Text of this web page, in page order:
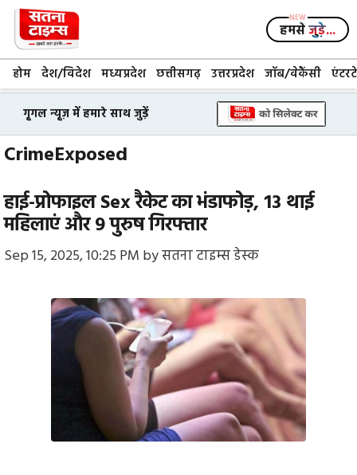
Skip
content
हमसेजुड़े...
होम देश/विदेश मध्यप्रदेश छत्तीसगढ़ उत्तरप्रदेश जॉब/वेकैंसी
गूगल न्यूज़ में हमारे साथ जुड़ें
CrimeExposed
हाई-प्रोफाइल Sex रैकेट का भंडाफोड़, 13 थाई
महिलाएं और 9 पुरुष गिरफ्तार
Sep 15, 2025, 10:25 PM byसतना टाइम्स डेस्क